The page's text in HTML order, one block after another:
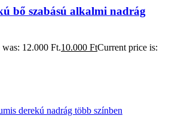
bő szabású alkalmi nadrág
12.000 Ft.10.000 FtCurrent price is: